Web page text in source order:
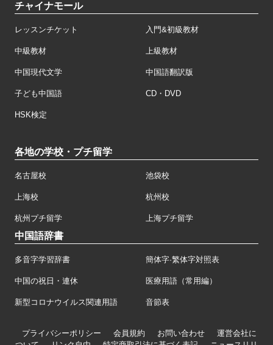
チャイナモール
レッスンチケット 入門&初級教材
中級教材 上級教材
中国現代文学 中国語翻訳版
子ども中国語 CD・DVD
HSK検定
各地の学校・プチ留学
名古屋校 池袋校
上海校 杭州校
杭州プチ留学 上海プチ留学
中国語辞書
多音字学習辞書 簡体字·繁体字対照表
中国の祝日・連休 医療用語（常用編）
新型コロナウイルス関連用語 音節表
プライバシーポリシー 会員規約 お問い合わせ
運営会社に